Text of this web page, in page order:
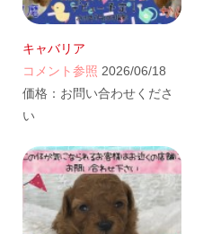
キャバリア
コメント参照 2026/06/18
価格： お問い合わせくださ
い